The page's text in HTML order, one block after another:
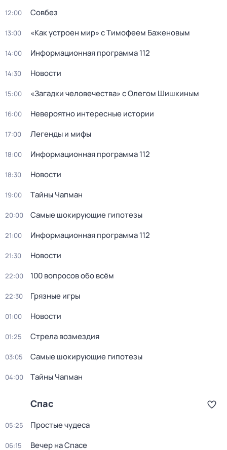
12:00 Совбез
13:00 «Как устроен мир» с Тимофеем Баженовым
14:00 Информационная программа 112
14:30 Новости
15:00 «Загадки человечества» с Олегом Шишкиным
16:00 Невероятно интересные истории
17:00 Легенды и мифы
18:00 Информационная программа 112
18:30 Новости
19:00 Тaйны Чапман
20:00 Самые шoкиpующие гипотезы
21:00 Информационная программа 112
21:30 Новости
22:00 100 вопросов обо всём
22:30 Грязные игры
01:00 Новости
01:25 Стрела возмездия
03:05 Самые шoкиpующие гипотезы
04:00 Тaйны Чапман
Спас
05:25 Простые чудеса
06:15 Вечер на Спасе